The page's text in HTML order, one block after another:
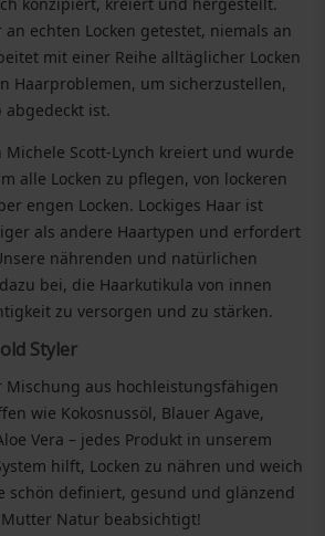
echten Locken getestet, niemals an
mit einer Reihe alltäglicher Locken
Haarproblemen, um sicherzustellen,
abgedeckt ist.
Michele Scott-Lynch kreiert und wurde
alle Locken zu pflegen, von lockeren
engen Locken. Lockiges Haar ist
als andere Haartypen und erfordert
nährenden und natürlichen
bei, die Haarkutikula von innen
zu versorgen und zu stärken.
Styler
Mischung aus hochleistungsfähigen
wie Kokosnussöl, Blauer Agave,
Vera – jedes Produkt in unserem
hilft, Locken zu nähren und weich
schön definiert, gesund und glänzend
Natur beabsichtigt!